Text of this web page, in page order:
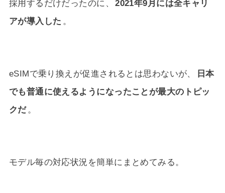
採用するだけだったのに、 2021年9月には全キャリ
アが導入した 。
eSIMで乗り換えが促進されるとは思わないが、
日本
でも普通に使えるようになったことが最大のトピッ
クだ 。
モデル毎の対応状況を簡単にまとめてみる。